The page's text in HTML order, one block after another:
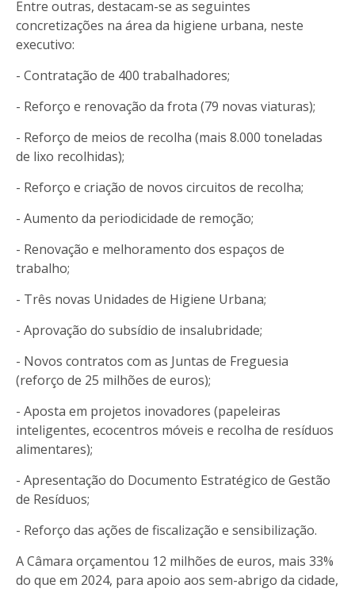
Entre outras, destacam-se as seguintes
concretizações na área da higiene urbana, neste
executivo:
- Contratação de 400 trabalhadores;
- Reforço e renovação da frota (79 novas viaturas);
- Reforço de meios de recolha (mais 8.000 toneladas
de lixo recolhidas);
- Reforço e criação de novos circuitos de recolha;
- Aumento da periodicidade de remoção;
- Renovação e melhoramento dos espaços de
trabalho;
- Três novas Unidades de Higiene Urbana;
- Aprovação do subsídio de insalubridade;
- Novos contratos com as Juntas de Freguesia
(reforço de 25 milhões de euros);
- Aposta em projetos inovadores (papeleiras
inteligentes, ecocentros móveis e recolha de resíduos
alimentares);
- Apresentação do Documento Estratégico de Gestão
de Resíduos;
- Reforço das ações de fiscalização e sensibilização.
A Câmara orçamentou 12 milhões de euros, mais 33%
do que em 2024, para apoio aos sem-abrigo da cidade,